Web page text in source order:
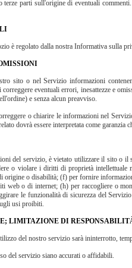
parti sull'origine di eventuali
è regolato dalla nostra Informativa sulla
sito o nel Servizio informazioni
eventuali errori, inesattezze e
e senza alcun preavviso.
o chiarire le informazioni nel
dovrà essere interpretata come
del servizio, è vietato utilizzare il sito o
o violare i diritti di proprietà intellettuale
origine o disabilità; (f) per fornire
web o di internet; (h) per raccogliere o
le funzionalità di sicurezza del
usi proibiti.
LIMITAZIONE DI
del nostro servizio sarà ininterrotto,
del servizio siano accurati o affidabili.